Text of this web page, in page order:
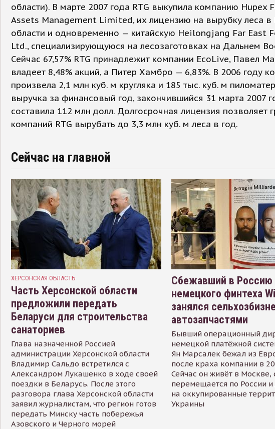
области). В марте 2007 года RTG выкупила компанию Hupex
Assets Management Limited, их лицензию на вырубку леса в
области и одновременно — китайскую Heilongjang Far East
Ltd., специализирующуюся на лесозаготовках на Дальнем
Сейчас 67,57% RTG принадлежит компании EcoLive, Павел
владеет 8,48% акций, а Питер Хамбро — 6,83%. В 2006 году
произвела 2,1 млн куб. м кругляка и 185 тыс. куб. м
выручка за финансовый год, закончившийся 31 марта 2007
составила 112 млн долл. Долгосрочная лицензия позволяет
компаний RTG вырубать до 3,3 млн куб. м леса в год.
Сейчас на главной
ХЕРСОНСКАЯ ОБЛАСТЬ
Часть Херсонской области
предложили передать
Беларуси для строительства
санаториев
Глава назначенной Россией
администрации Херсонской области
Владимир Сальдо встретился с
Александром Лукашенко в ходе своей
поездки в Беларусь. После этого
разговора глава Херсонской области
заявил журналистам, что регион готов
передать Минску часть побережья
Азовского и Черного морей
Сбежавший в Россию
немецкого финтеха
занялся
автозапчастями
Бывший операционный
немецкой платёжной
Ян Марсалек бежал из
после краха компании в
Сейчас он живёт в Москве,
перемещается по России
на оккупированные
Украины